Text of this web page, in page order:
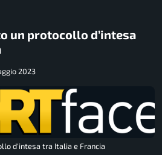
un protocollo d’intesa
2023
d'intesa tra Italia e Francia